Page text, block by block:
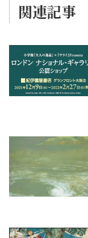
関連記事